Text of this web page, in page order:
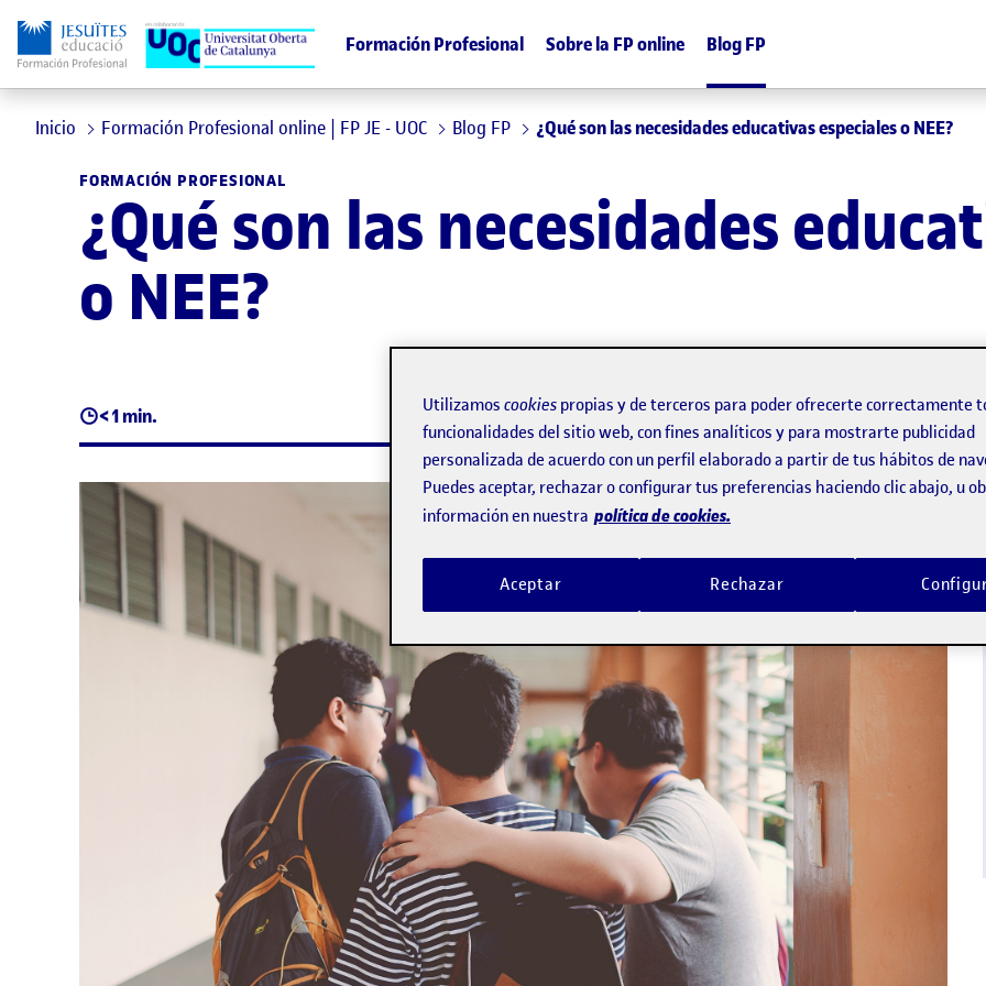
Formación Profesional Sobre la FP online Blog FP
Inicio Formación Profesional online | FP JE - UOC Blog FP ¿Qué son las necesidades educativas especiales o NEE?
FORMACIÓN PROFESIONAL
¿Qué son las necesidades
o NEE?
< 1 min. Utilizamos cookies propias y de terceros para poder ofrecerte correctamente
funcionalidades del sitio web, con fines analíticos y para mostrarte publicidad
personalizada de acuerdo con un perfil elaborado a partir de tus hábitos de
Puedes aceptar, rechazar o configurar tus preferencias haciendo clic abajo, u
información en nuestra política de cookies.
Rechazar
Aceptar